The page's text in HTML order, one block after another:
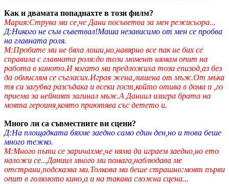
Как и двамата попаднахте в този филм?
Мария:Струва ми се,че Дани посъветва за мен режисьора...
Д:Никого не съм съветвал!Маша независимо от мен се пробва
на главната роля.
М:Пробите ми не бяха лоши,но,навярно все пак не бих се
справила с главната роля:до този момент нямам опит на
работа в киното.И когато ми предложиха този епизод,аз без
да обмислям се съгласих.Играя жена,лишена от мъж.От мъка
тя си загубва разсъдака и всеки гост,който отива в дома и ,го
приема за нейният загинал мъж.А Даниил изигра брата на
моята героиня,която приютява със детето и.
Много ли са съвместните ви сцени?
Д:На площадката бяхме заедно само един ден,но и това беше
много тежко.
М:Много пъти се заричахме,че няма да играем заедно,но ето
наложи се...Даниил много ми помага,наблюдава ме
отстрани,подсказва ми.Толкова ми беше страшно:моят първи
опит в голямото кино,а и на такава сложна сцена...